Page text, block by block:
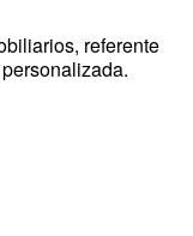
referente